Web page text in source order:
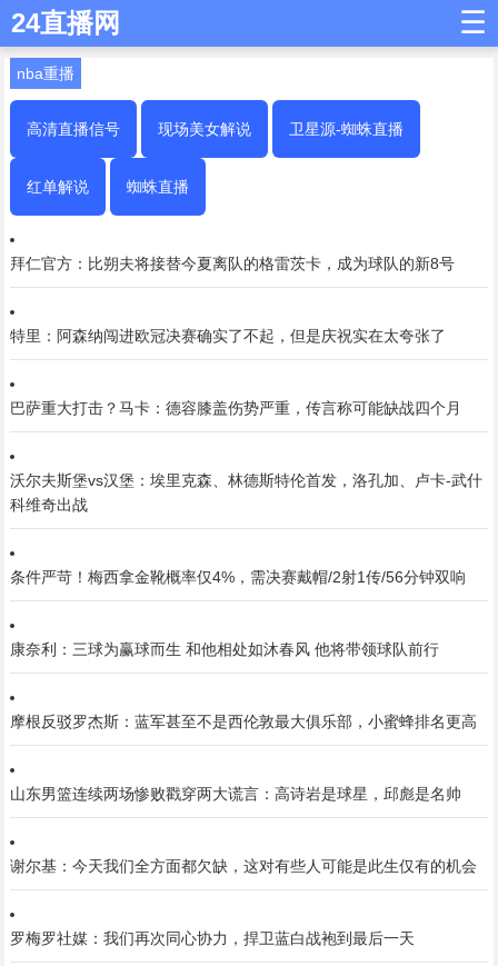
24直播网 ☰
nba重播
高清直播信号 现场美女解说 卫星源-蜘蛛直播
红单解说 蜘蛛直播
拜仁官方：比朔夫将接替今夏离队的格雷茨卡，成为球队的新8号
特里：阿森纳闯进欧冠决赛确实了不起，但是庆祝实在太夸张了
巴萨重大打击？马卡：德容膝盖伤势严重，传言称可能缺战四个月
沃尔夫斯堡vs汉堡：埃里克森、林德斯特伦首发，洛孔加、卢卡-武什
科维奇出战
条件严苛！梅西拿金靴概率仅4%，需决赛戴帽/2射1传/56分钟双响
康奈利：三球为赢球而生 和他相处如沐春风 他将带领球队前行
摩根反驳罗杰斯：蓝军甚至不是西伦敦最大俱乐部，小蜜蜂排名更高
山东男篮连续两场惨败戳穿两大谎言：高诗岩是球星，邱彪是名帅
谢尔基：今天我们全方面都欠缺，这对有些人可能是此生仅有的机会
罗梅罗社媒：我们再次同心协力，捍卫蓝白战袍到最后一天